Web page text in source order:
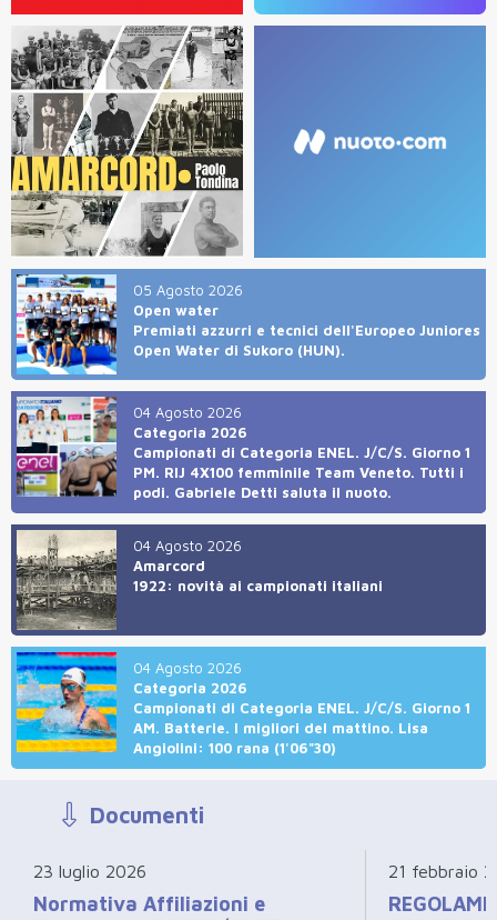
05 Agosto 2026
Open water
Premiati azzurri e tecnici dell'Europeo Juniores
Open Water di Sukoro (HUN).
04 Agosto 2026
Categoria 2026
Campionati di Categoria ENEL. J/C/S. Giorno 1
PM. RIJ 4X100 femminile Team Veneto. Tutti i
podi. Gabriele Detti saluta il nuoto.
04 Agosto 2026
Amarcord
1922: novità ai campionati italiani
04 Agosto 2026
Categoria 2026
Campionati di Categoria ENEL. J/C/S. Giorno 1
AM. Batterie. I migliori del mattino. Lisa
Angiolini: 100 rana (1'06"30)
Documenti
23 luglio 2026
Normativa Affiliazioni e
21 febbraio